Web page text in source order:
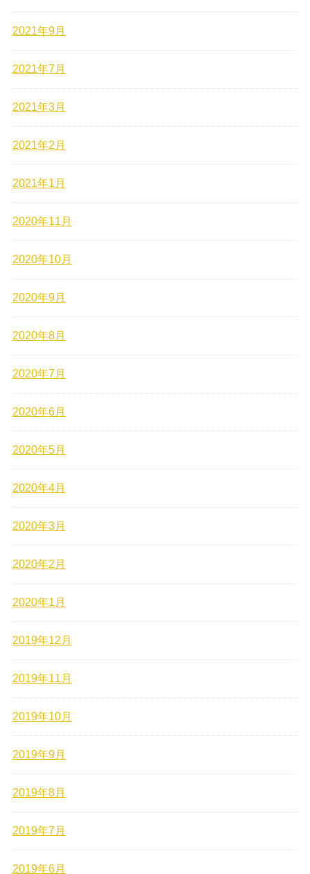
2021年9月
2021年7月
2021年3月
2021年2月
2021年1月
2020年11月
2020年10月
2020年9月
2020年8月
2020年7月
2020年6月
2020年5月
2020年4月
2020年3月
2020年2月
2020年1月
2019年12月
2019年11月
2019年10月
2019年9月
2019年8月
2019年7月
2019年6月